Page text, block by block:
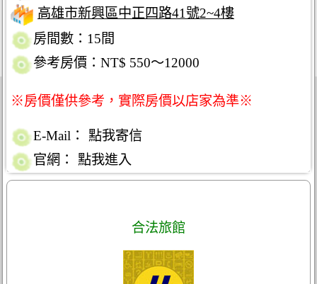
高雄市新興區中正四路41號2~4樓
房間數：15間
參考房價：NT$ 550～12000
※房價僅供參考，實際房價以店家為準※
E-Mail：
點我寄信
官網：
點我進入
合法旅館